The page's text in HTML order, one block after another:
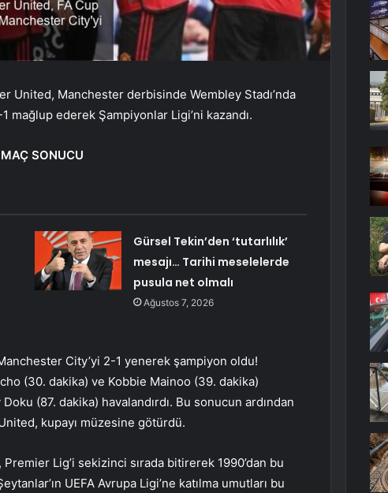
United, Manchester derbisinde Wembley Stadı’nda
mağlup ederek Şampiyonlar Ligi’ni kazandı.
SONUCU
Gürsel Tekin’den ‘tutarlılık’
mesajı… Tarihi meselelerde
pusula net olmalı
Ağustos 7, 2026
City’yi 2-1 yenerek şampiyon oldu!
(30. dakika) ve Kobbie Mainoo (39. dakika)
(87. dakika) havalandırdı. Bu sonucun ardından
kupayı müzesine götürdü.
Lig’i sekizinci sırada bitirerek 1990’dan bu
UEFA Avrupa Ligi’ne katılma umutları bu